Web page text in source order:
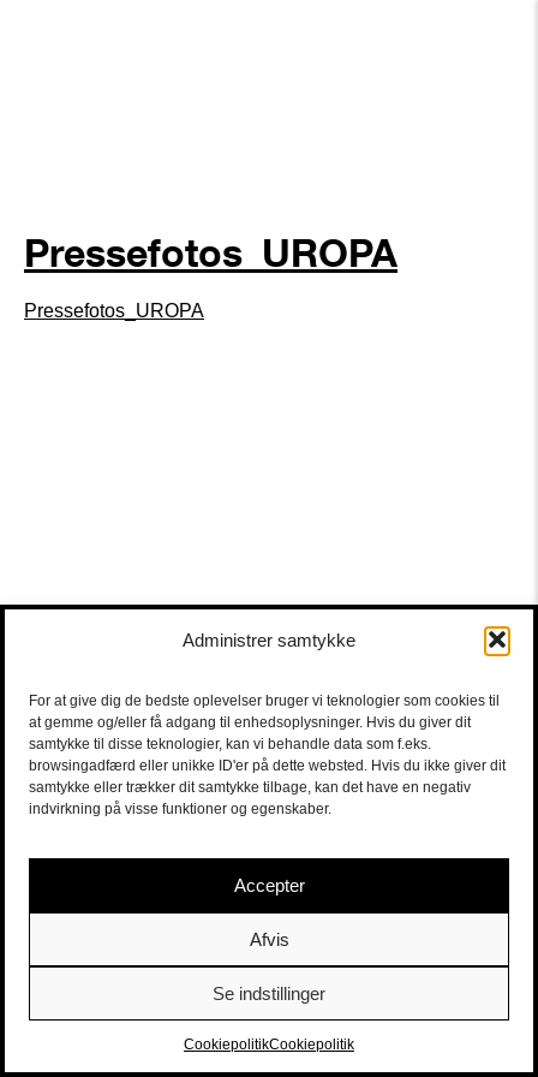
Administrer samtykke
For at give dig de bedste oplevelser bruger vi teknologier som cookies til
at gemme og/eller få adgang til enhedsoplysninger. Hvis du giver dit
samtykke til disse teknologier, kan vi behandle data som f.eks.
browsingadfærd eller unikke ID'er på dette websted. Hvis du ikke giver dit
samtykke eller trækker dit samtykke tilbage, kan det have en negativ
indvirkning på visse funktioner og egenskaber.
Accepter
Afvis
Se indstillinger
CookiepolitikCookiepolitik
Pressefotos_UROPA
Pressefotos_UROPA
Sort/Hvid | Staldgade 26-30 - 1699 Købehavn V |
Billetter|billet@sort-hvid.dk